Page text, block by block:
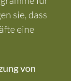
für
sie, dass
eine
von